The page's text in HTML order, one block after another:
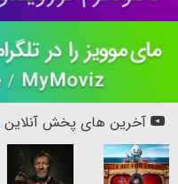
آخرین های پخش آنلاین